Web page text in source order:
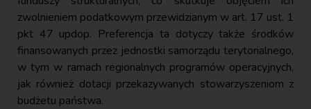
zwolnieniem podatkowym przewidzianym w art. 17 ust. 1
pkt 47 updop. Preferencja ta dotyczy także środków
finansowanych przez jednostki samorządu terytorialnego,
w tym w ramach regionalnych programów operacyjnych,
jak również dotacji przekazywanych stowarzyszeniom z
budżetu państwa.